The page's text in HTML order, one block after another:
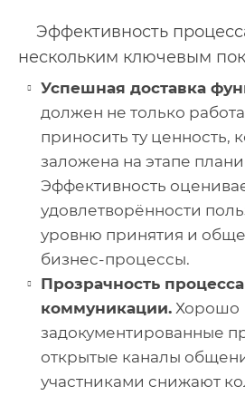
Эффективность
нескольким ключевым
Успешная доставка
должен не только
приносить ту ценность,
заложена на этапе
Эффективность
удовлетворённости
уровню принятия и
бизнес-процессы.
Прозрачность
коммуникации. Хорошо
задокументированные
открытые каналы
участниками снижают